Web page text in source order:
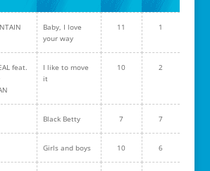
Baby, I love
your way
11 1
feat.
I like to move
it
10 2
Black Betty 7 7
Girls and boys 10 6